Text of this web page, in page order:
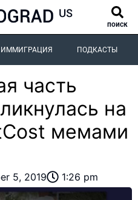
поиск
ИММИГРАЦИЯ ПОДКАСТЫ
часть
на
мемами
5, 2019 1:26 pm